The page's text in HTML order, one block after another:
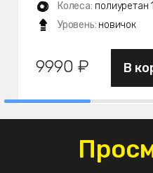
Колеса: полиуретан
Уровень: новичок
9990 ₽ В